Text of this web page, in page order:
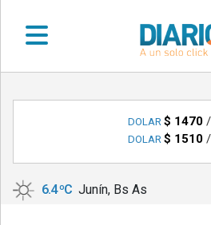
•
LOCALES
•
DOLAR $ 1470/
DOLAR $ 1510/
6.4 ºC Junín, Bs As